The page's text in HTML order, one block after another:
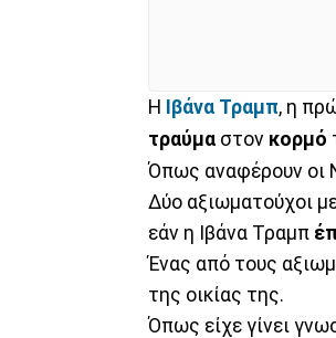
Η Ιβάνα Τραμπ, η
τραύμα στον κορμό
Όπως αναφέρουν οι
Δύο αξιωματούχοι
εάν η Ιβάνα Τραμπ
Ένας από τους
της οικίας της.
Όπως είχε γίνει